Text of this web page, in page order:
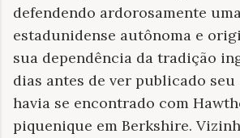
defendendo ardorosamente
estadunidense autônoma e
sua dependência da tradição
dias antes de ver publicado
havia se encontrado com
piquenique em Berkshire.